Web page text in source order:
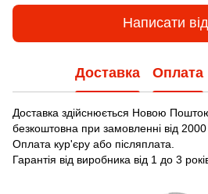
Написати
Доставка Оплата
Доставка здійснюється Новою
безкоштовна при замовленні від 2000
Оплата кур'єру або післяплата.
Гарантія від виробника від 1 до 3